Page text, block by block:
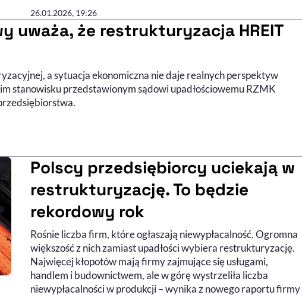
26.01.2026, 19:26
uważa, że restrukturyzacja HREIT
a sytuacja ekonomiczna nie daje realnych perspektyw
stanowisku przedstawionym sądowi upadłościowemu RZMK
Polscy przedsiębiorcy uciekają w
restrukturyzację. To będzie
rekordowy rok
Rośnie liczba firm, które ogłaszają niewypłacalność. Ogromna
większość z nich zamiast upadłości wybiera restrukturyzację.
Najwięcej kłopotów mają firmy zajmujące się usługami,
handlem i budownictwem, ale w górę wystrzeliła liczba
niewypłacalności w produkcji – wynika z nowego raportu firmy